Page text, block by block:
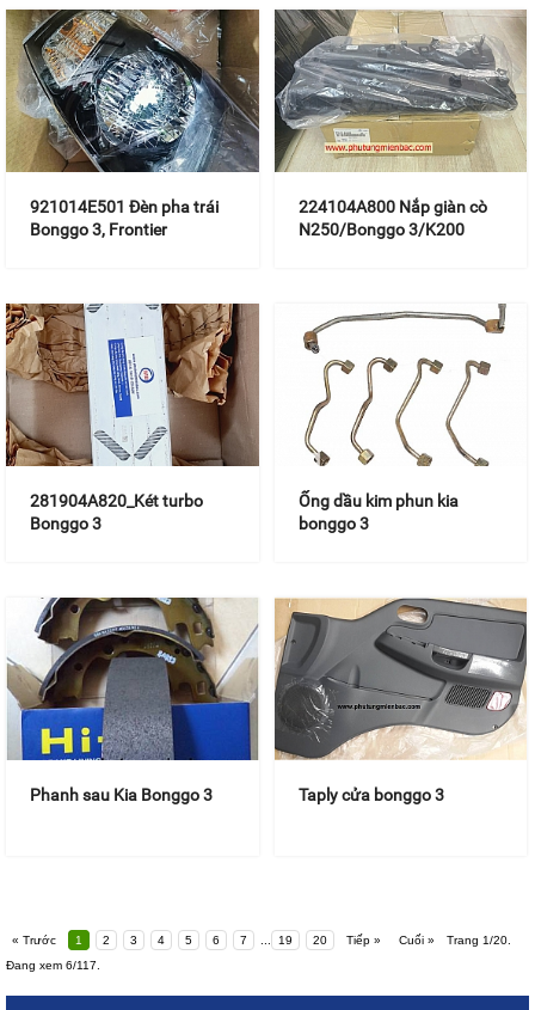
921014E501 Đèn pha trái
Bonggo 3, Frontier
224104A800 Nắp giàn cò
N250/Bonggo 3/K200
281904A820_Két turbo
Bonggo 3
Ống dầu kim phun kia
bonggo 3
Phanh sau Kia Bonggo 3 Taply cửa bonggo 3
« Trước 1 2 3 4 5 6 7 19 20 Tiếp » Cuối »
Trang 1/20.
Đang xem 6/117.